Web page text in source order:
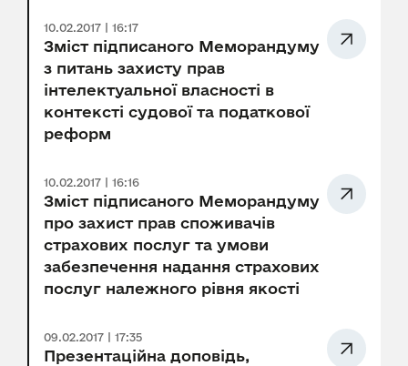
10.02.2017 | 16:17
Зміст підписаного Меморандуму
з питань захисту прав
інтелектуальної власності в
контексті судової та податкової
реформ
10.02.2017 | 16:16
Зміст підписаного Меморандуму
про захист прав споживачів
страхових послуг та умови
забезпечення надання страхових
послуг належного рівня якості
09.02.2017 | 17:35
Презентаційна доповідь,